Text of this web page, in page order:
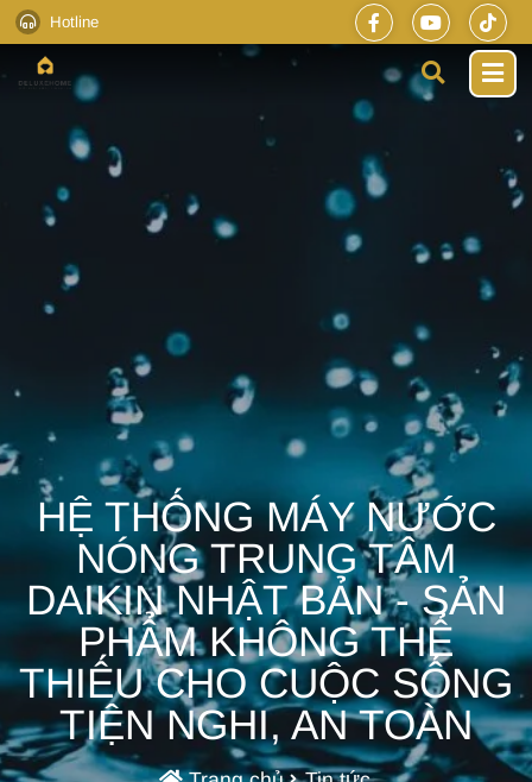
Hotline
HỆ THỐNG MÁY NƯỚC
NÓNG TRUNG TÂM
DAIKIN NHẬT BẢN - SẢN
PHẨM KHÔNG THỂ
THIẾU CHO CUỘC SỐNG
TIỆN NGHI, AN TOÀN